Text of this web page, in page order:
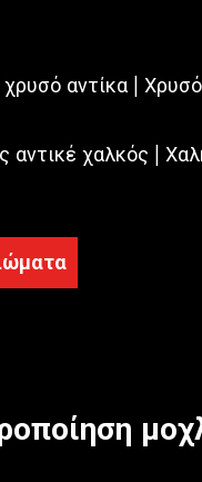
αντίκα | Χρυσό
αντικέ χαλκός |